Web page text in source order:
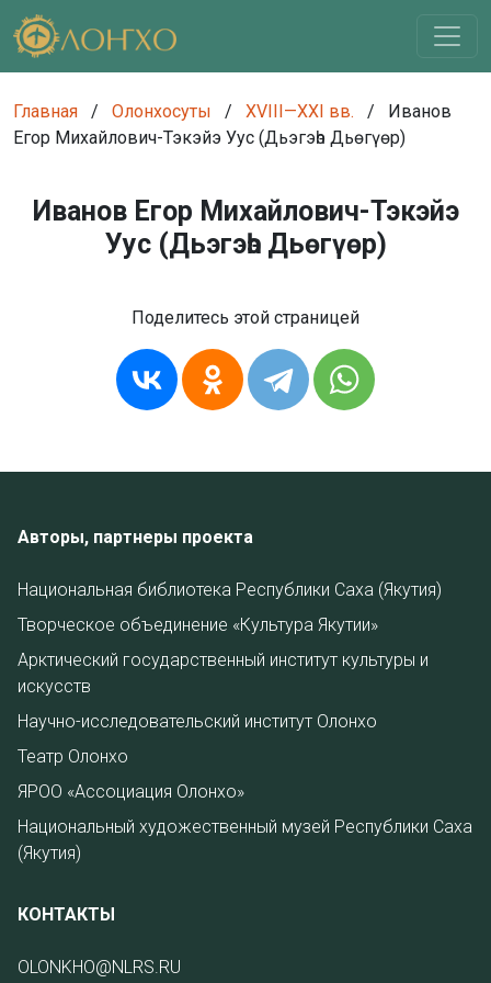
Главная / Олонхосуты / XVIII—XXI вв. /
Иванов
Егор Михайлович-Тэкэйэ Уус (Дьэгэһэ Дьөгүөр)
Иванов Егор Михайлович-Тэкэйэ
Уус (Дьэгэһэ Дьөгүөр)
Поделитесь этой страницей
Авторы, партнеры проекта
Национальная библиотека Республики Саха (Якутия)
Творческое объединение «Культура Якутии»
Арктический государственный институт культуры и
искусств
Научно-исследовательский институт Олонхо
Театр Олонхо
ЯРОО «Ассоциация Олонхо»
Национальный художественный музей Республики Саха
(Якутия)
КОНТАКТЫ
OLONKHO@NLRS.RU